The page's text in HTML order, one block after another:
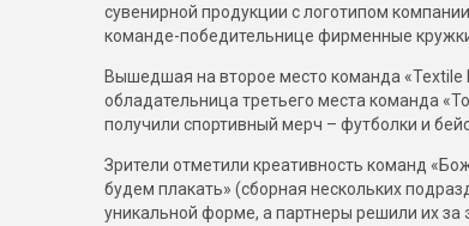
сувенирной продукции с логотипом
команде-победительнице фирменные
Вышедшая на второе место команда «Textile
обладательница третьего места команда
получили спортивный мерч – футболки и
Зрители отметили креативность команд
будем плакать» (сборная нескольких
уникальной форме, а партнеры решили их за